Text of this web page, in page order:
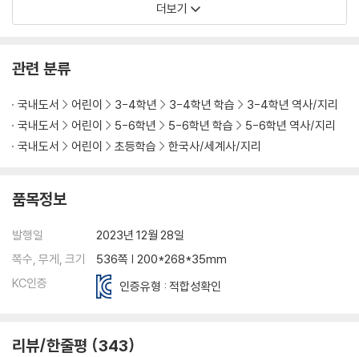
더보기
관련 분류
국내도서 어린이 3-4학년 3-4학년 학습
3-4학년 역사/지리
국내도서
어린이 5-6학년 5-6학년 학습
5-6학년 역사/지리
국내도서
어린이 초등학습 한국사/세계사/지리
품목정보
발행일
2023년 12월 28일
쪽수, 무게, 크기
536쪽 | 200*268*35mm
KC인증
인증유형 : 적합성확인
리뷰/한줄평 343